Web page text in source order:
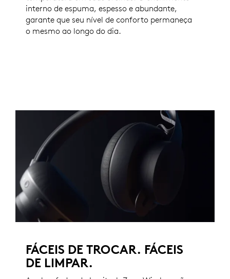
interno de espuma, espesso e abundante,
garante que seu nível de conforto permaneça
o mesmo ao longo do dia.
FÁCEIS DE TROCAR. FÁCEIS
DE LIMPAR.